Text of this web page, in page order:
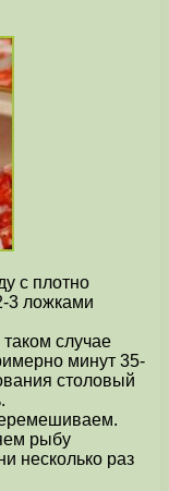
с плотно
3 ложками
случае
минут 35-
столовый
рыбу
несколько раз